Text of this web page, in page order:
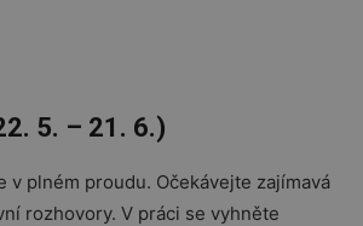
5. – 21. 6.)
v plném proudu. Očekávejte zajímavá
rozhovory. V práci se vyhněte